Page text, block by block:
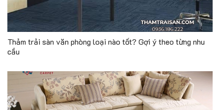
Thảm trải sàn văn phòng loại nào tốt? Gợi ý theo từng nhu
cầu